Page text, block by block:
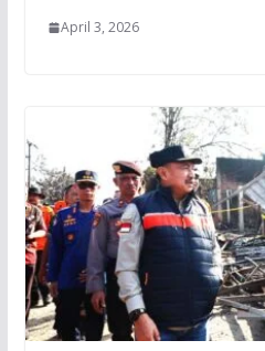
April 3, 2026